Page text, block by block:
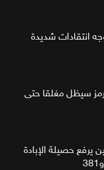
انتقادات شديدة
سيظل مغلقا حتى
يرفع حصيلة الإبادة